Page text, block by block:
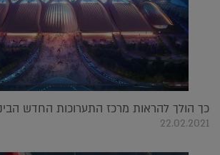
כך הולך להראות מרכז התערוכות החדש
22.02.2021